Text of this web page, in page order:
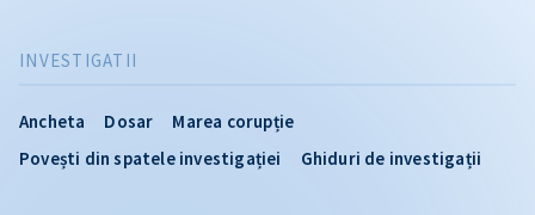
INVESTIGATII
Ancheta Dosar
Marea corupție
Povești din spatele investigației
Ghiduri de investigații